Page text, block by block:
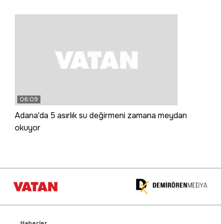
06:09
Adana'da 5 asırlık su değirmeni zamana meydan
okuyor